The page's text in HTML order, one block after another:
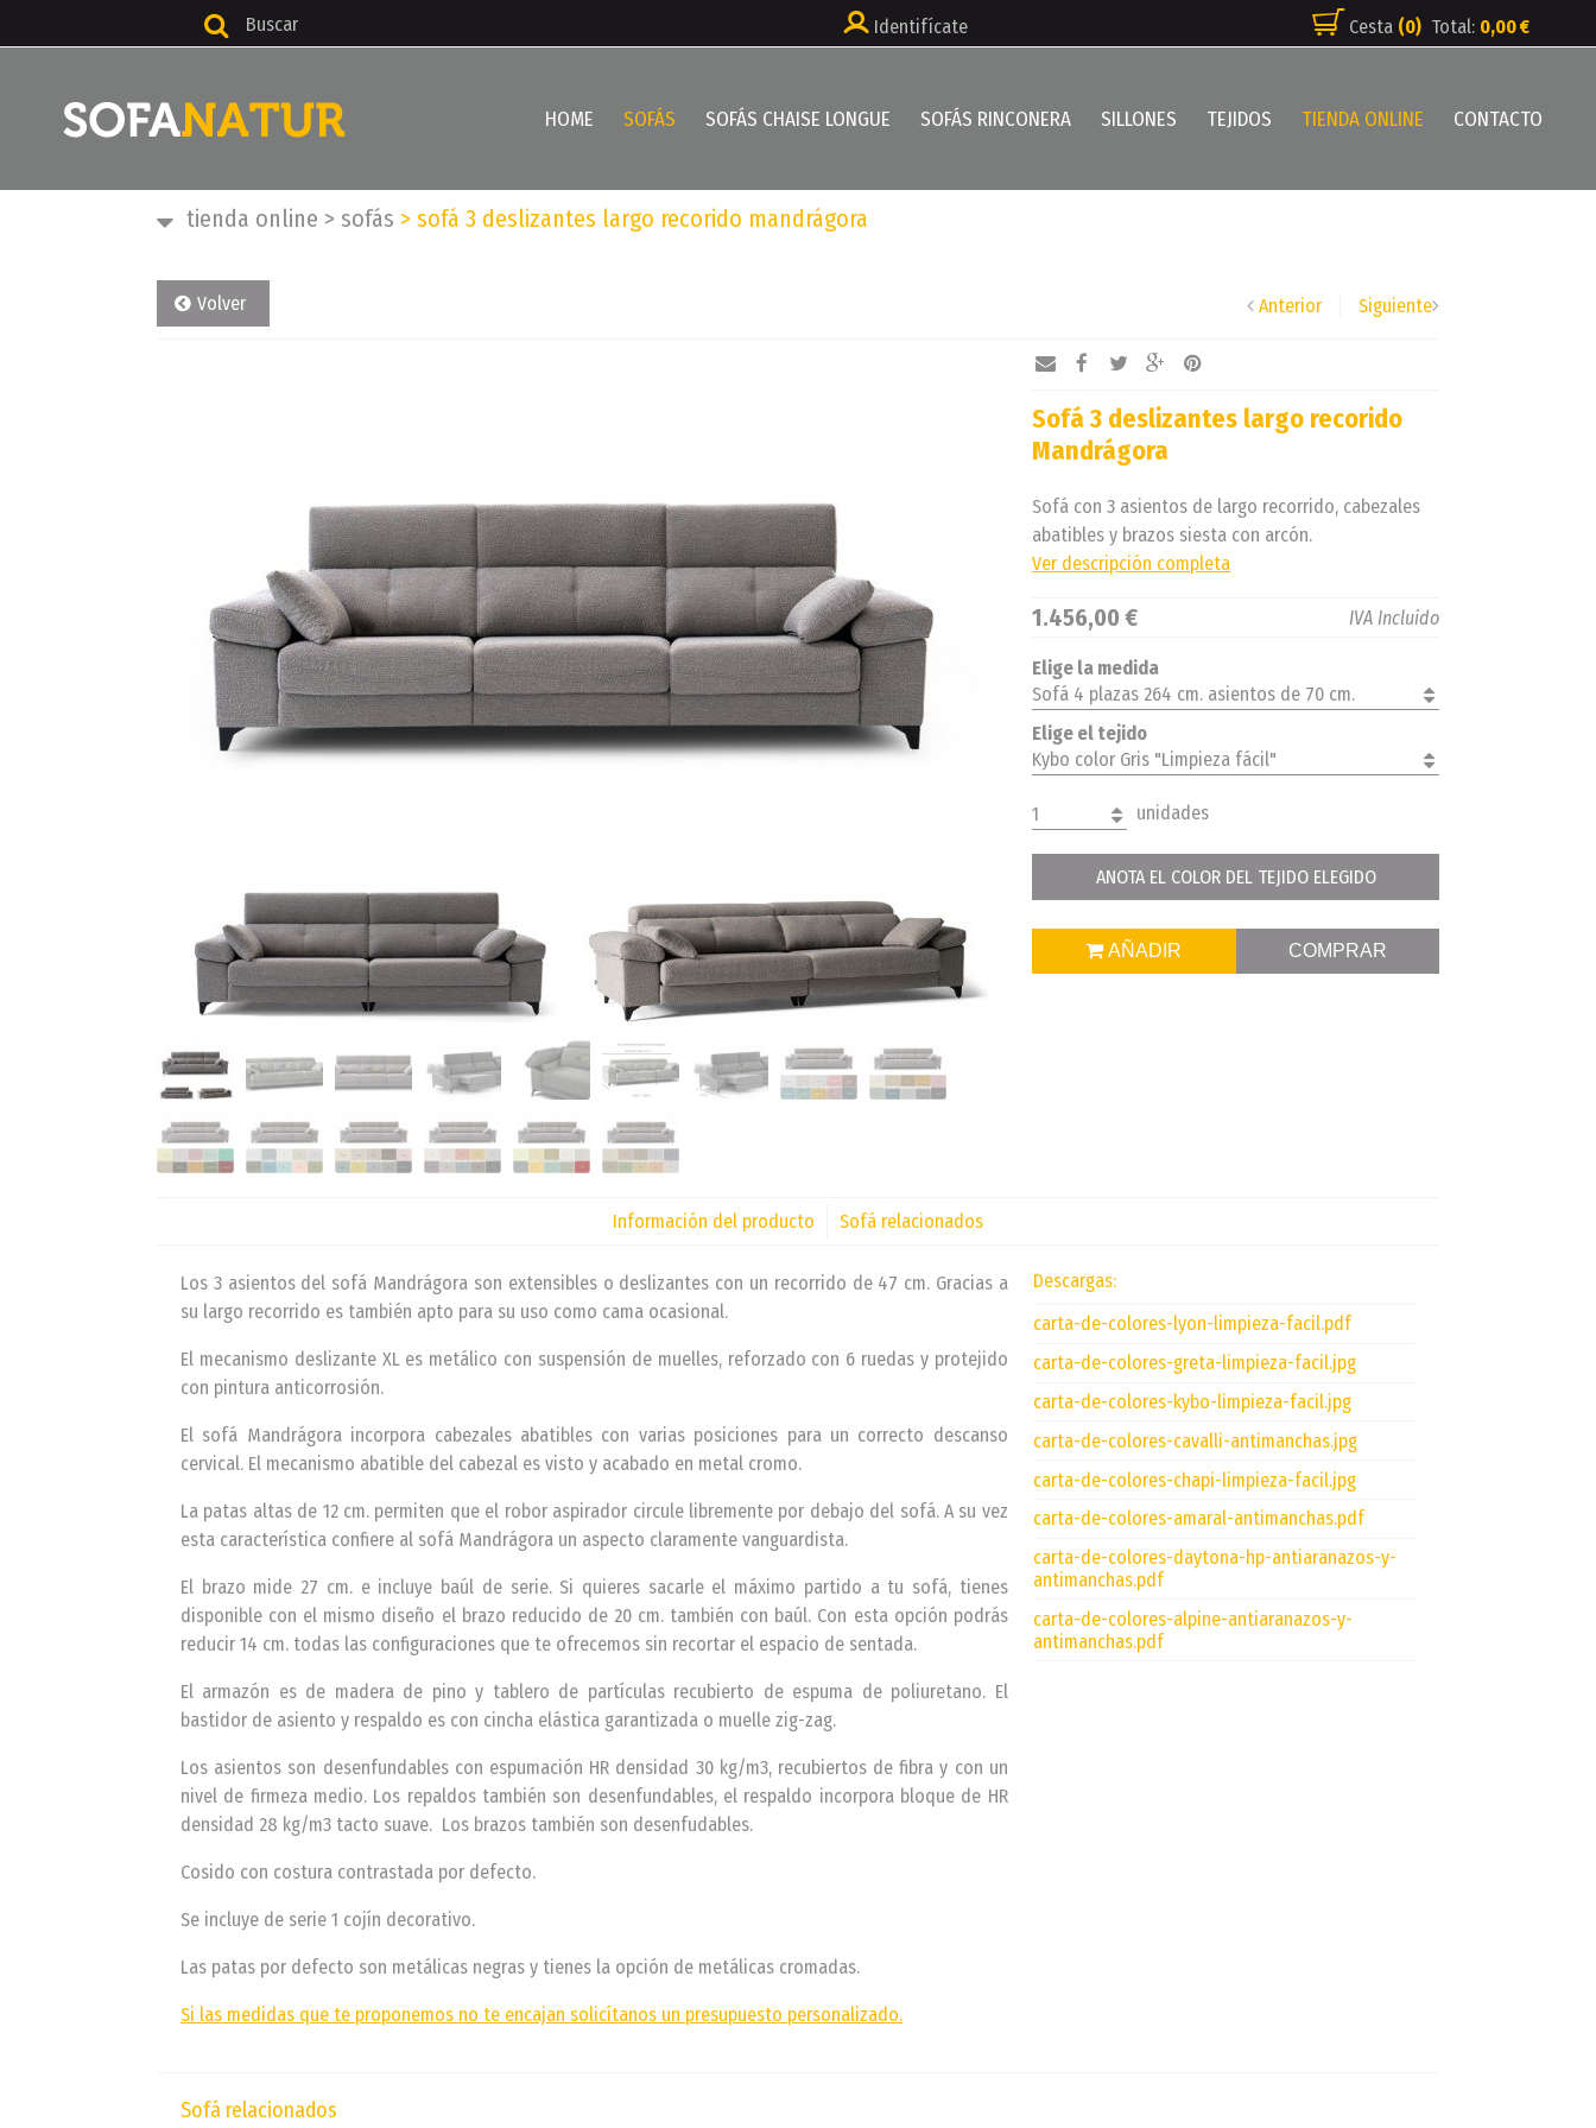
HOME SOFÁS SOFÁS CHAISE LONGUE SOFÁS RINCONERA SILLONES TEJIDOS TIENDA ONLINE CONTACTO
Identifícate Cesta (0) Total: 0,00 €
tienda online > sofás > sofá 3 deslizantes largo recorido mandrágora
Volver Anterior Siguiente
Sofá 3 deslizantes largo recorido
Mandrágora
Sofá con 3 asientos de largo recorrido, cabezales
abatibles y brazos siesta con arcón.
Ver descripción completa
1.456,00 € IVA Incluido
Elige la medida
Sofá 4 plazas 264 cm. asientos de 70 cm.
Elige el tejido
Kybo color Gris "Limpieza fácil"
1 unidades
ANOTA EL COLOR DEL TEJIDO ELEGIDO
AÑADIR COMPRAR
Información del producto Sofá relacionados
Los 3 asientos del sofá Mandrágora son extensibles o deslizantes con un recorrido de 47 cm. Gracias a
su largo recorrido es también apto para su uso como cama ocasional.
El mecanismo deslizante XL es metálico con suspensión de muelles, reforzado con 6 ruedas y protejido
con pintura anticorrosión.
El sofá Mandrágora incorpora cabezales abatibles con varias posiciones para un correcto descanso
cervical. El mecanismo abatible del cabezal es visto y acabado en metal cromo.
La patas altas de 12 cm. permiten que el robor aspirador circule libremente por debajo del sofá. A su vez
esta característica confiere al sofá Mandrágora un aspecto claramente vanguardista.
El brazo mide 27 cm. e incluye baúl de serie. Si quieres sacarle el máximo partido a tu sofá, tienes
disponible con el mismo diseño el brazo reducido de 20 cm. también con baúl. Con esta opción podrás
reducir 14 cm. todas las configuraciones que te ofrecemos sin recortar el espacio de sentada.
El armazón es de madera de pino y tablero de partículas recubierto de espuma de poliuretano. El
bastidor de asiento y respaldo es con cincha elástica garantizada o muelle zig-zag.
Los asientos son desenfundables con espumación HR densidad 30 kg/m3, recubiertos de fibra y con un
nivel de firmeza medio. Los repaldos también son desenfundables, el respaldo incorpora bloque de HR
densidad 28 kg/m3 tacto suave. Los brazos también son desenfudables.
Cosido con costura contrastada por defecto.
Se incluye de serie 1 cojín decorativo.
Las patas por defecto son metálicas negras y tienes la opción de metálicas cromadas.
Si las medidas que te proponemos no te encajan solicítanos un presupuesto personalizado.
Descargas:
carta-de-colores-lyon-limpieza-facil.pdf
carta-de-colores-greta-limpieza-facil.jpg
carta-de-colores-kybo-limpieza-facil.jpg
carta-de-colores-cavalli-antimanchas.jpg
carta-de-colores-chapi-limpieza-facil.jpg
carta-de-colores-amaral-antimanchas.pdf
carta-de-colores-daytona-hp-antiaranazos-y-
antimanchas.pdf
carta-de-colores-alpine-antiaranazos-y-
antimanchas.pdf
Sofá relacionados